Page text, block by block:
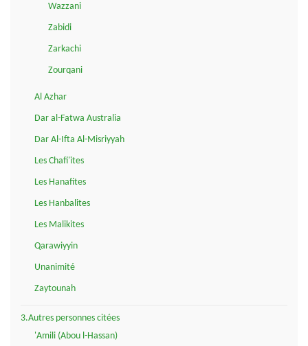
Wazzani
Zabidi
Zarkachi
Zourqani
Al Azhar
Dar al-Fatwa Australia
Dar Al-Ifta Al-Misriyyah
Les Chafi'ites
Les Hanafites
Les Hanbalites
Les Malikites
Qarawiyyin
Unanimité
Zaytounah
3.Autres personnes citées
'Amili (Abou l-Hassan)